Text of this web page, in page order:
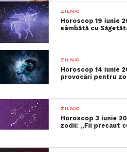
ZILNIC
Horoscop 19 iunie
sâmbătă cu
ZILNIC
Horoscop 14 iunie
provocări pentru
ZILNIC
Horoscop 3 iunie
zodii: „Fii precaut